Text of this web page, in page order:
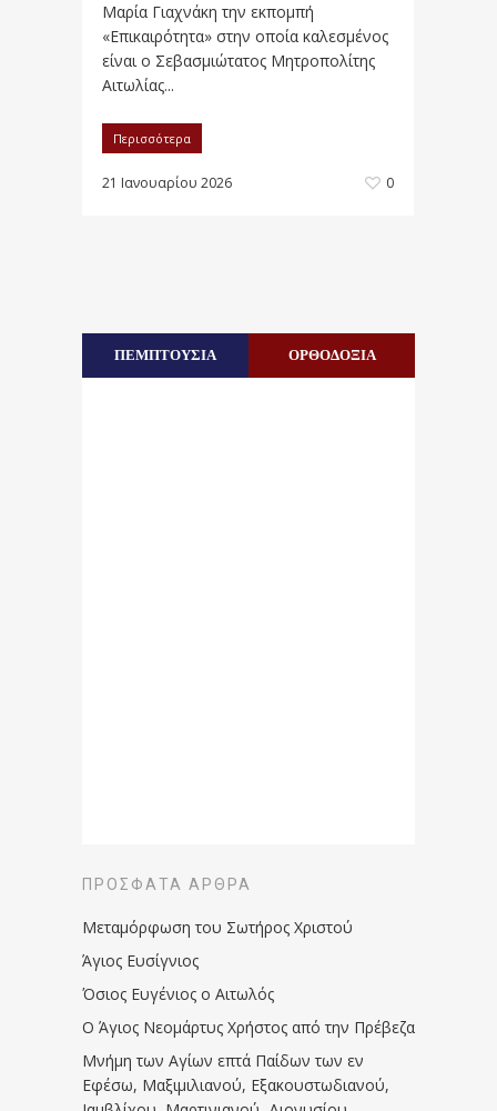
Μαρία Γιαχνάκη την εκπομπή
«Επικαιρότητα» στην οποία καλεσμένος
είναι ο Σεβασμιώτατος Μητροπολίτης
Αιτωλίας...
Περισσότερα
21 Ιανουαρίου 2026 0
ΠΕΜΠΤΟΥΣΙΑ ΟΡΘΟΔΟΞΙΑ
ΠΡΌΣΦΑΤΑ ΆΡΘΡΑ
Μεταμόρφωση του Σωτήρος Χριστού
Άγιος Ευσίγνιος
Όσιος Ευγένιος ο Αιτωλός
Ο Άγιος Νεομάρτυς Χρήστος από την Πρέβεζα
Μνήμη των Aγίων επτά Παίδων των εν
Eφέσω, Mαξιμιλιανού, Eξακουστωδιανού,